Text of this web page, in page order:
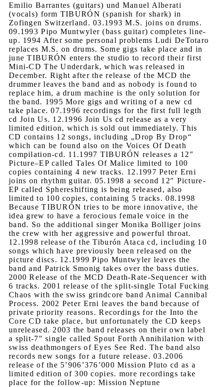
Emilio Barrantes (guitars) und Manuel Alberati
(vocals) form TIBURÓN (spanish for shark) in
Zofingen Switzerland. 03.1993 M.S. joins on drums.
09.1993 Pipo Muntwyler (bass guitar) completes line-
up. 1994 After some personal problems Ludi DeTotaro
replaces M.S. on drums. Some gigs take place and in
june TIBURÓN enters the studio to record their first
Mini-CD The Underdark, which was released in
December. Right after the release of the MCD the
drummer leaves the band and as nobody is found to
replace him, a drum machine is the only solution for
the band. 1995 More gigs and writing of a new cd
take place. 07.1996 recordings for the first full legth
cd Join Us. 12.1996 Join Us cd release as a very
limited edition, which is sold out immediately. This
CD contains 12 songs, including „Drop By Drop“
which can be found also on the Voices Of Death
compilation-cd. 11.1997 TIBURÓN releases a 12″
Picture–EP called Tales Of Malice limited to 100
copies containing 4 new tracks. 12.1997 Peter Erni
joins on rhythm guitar. 05.1998 a second 12″ Picture-
EP called Sphereshifting is being released, also
limited to 100 copies, containing 5 tracks. 08.1998
Because TIBURÓN tries to be more innovative, the
idea grew to have a ferocious female voice in the
band. So the additional singer Monika Bolliger joins
the crew with her aggressive and powerful throat.
12.1998 release of the Tiburón Ataca cd, including 10
songs which have previously been released on the
picture discs. 12.1999 Pipo Muntwyler leaves the
band and Patrick Smonig takes over the bass duties.
2000 Release of the MCD Death-Rate-Sequencer with
6 tracks. 2001 release of the split-single Total Fucking
Chaos with the swiss grindcore band Animal Cannibal
Process. 2002 Peter Erni leaves the band because of
private priority reasons. Recordings for the Into the
Core CD take place, but unfortunately the CD keeps
unreleased. 2003 the band releases on their own label
a split-7″ single called Spout Forth Annihilation with
swiss deathmongers of Eyes See Red. The band also
records new songs for a future release. 03.2006
release of the 5’906’376’000 Mission Pluto cd as a
limited edition of 300 copies. more recordings take
place for the follow-up: Mission Neptune